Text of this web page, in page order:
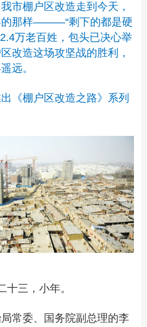
棚户区改造走到今天，
的那样———“剩下的都是硬
万老百姓，包头已决心举
改造这场攻坚战的胜利，
远。
棚户区改造之路》系列
十三，小年。
委、国务院副总理的李